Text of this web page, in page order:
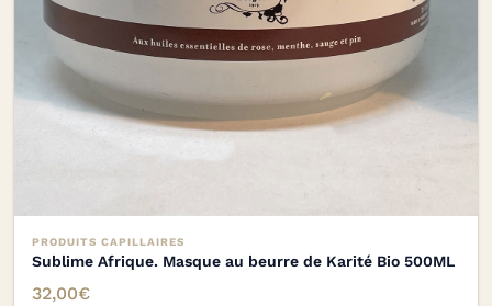
PRODUITS CAPILLAIRES
Sublime Afrique. Masque au beurre de Karité Bio 500ML
32,00€